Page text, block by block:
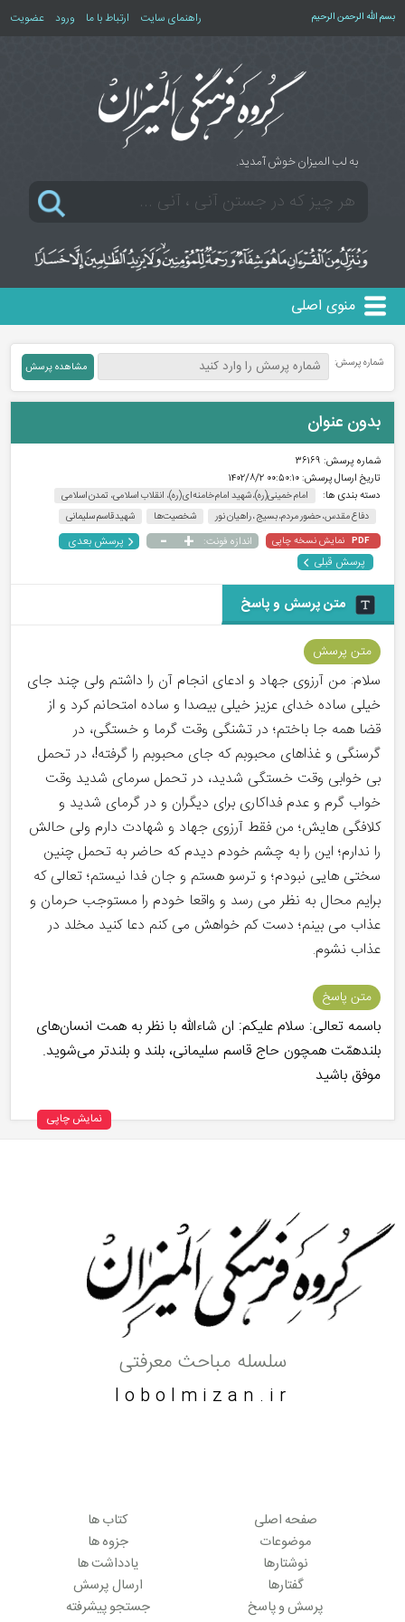
بسم الله الرحمن الرحیم راهنمای سایت ارتباط با ما ورود عضویت
به لب المیزان خوش آمدید.
منوی اصلی
شماره پرسش:
بدون عنوان
شماره پرسش: ۳۶۱۶۹
تاریخ ارسال پرسش:۰۰:۵۰:۱۰ ۱۴۰۲/۸/۲
دسته بندی ها:
امام خمینی(ره)، شهید امام خامنه‌ای(ره)، انقلاب اسلامی، تمدن اسلامی
دفاع مقدس، حضور مردم، بسیج ، راهیان نور
شخصیت‌ها شهید قاسم سلیمانی
PDF نمایش نسخه چاپی اندازه فونت: +
-
پرسش بعدی
پرسش قبلی
متن پرسش و پاسخ
متن پرسش
سلام: من آرزوی جهاد و ادعای انجام آن را داشتم ولی چند جای
خیلی ساده خدای عزیز خیلی بیصدا و ساده امتحانم کرد و از
قضا همه جا باختم؛ در تشنگی وقت گرما و خستگی، در
گرسنگی و غذاهای محبوبم که جای محبوبم را گرفته!، در تحمل
بی خوابی وقت خستگی شدید، در تحمل سرمای شدید وقت
خواب گرم و عدم فداکاری برای دیگران و در گرمای شدید و
کلافگی هایش؛ من فقط آرزوی جهاد و شهادت دارم ولی حالش
را ندارم؛ این را به چشم خودم دیدم که حاضر به تحمل چنین
سختی هایی نبودم؛ و ترسو هستم و جان فدا نیستم؛ تعالی که
برایم محال به نظر می رسد و واقعا خودم را مستوجب حرمان و
عذاب می بینم؛ دست کم خواهش می کنم دعا کنید مخلد در
عذاب نشوم.
متن پاسخ
باسمه تعالی: سلام علیکم: ان شاءالله با نظر به همت انسان‌های
بلندهمّت همچون حاج قاسم سلیمانی، بلند و بلندتر می‌شوید.
موفق باشید
نمایش چاپی
سلسله مباحث معرفتی
lobolmizan.ir
صفحه اصلی
موضوعات
نوشتارها
گفتارها
پرسش و پاسخ
کتاب ها
جزوه ها
یادداشت ها
ارسال پرسش
جستجو پیشرفته